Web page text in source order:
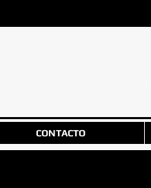
CONTACTO